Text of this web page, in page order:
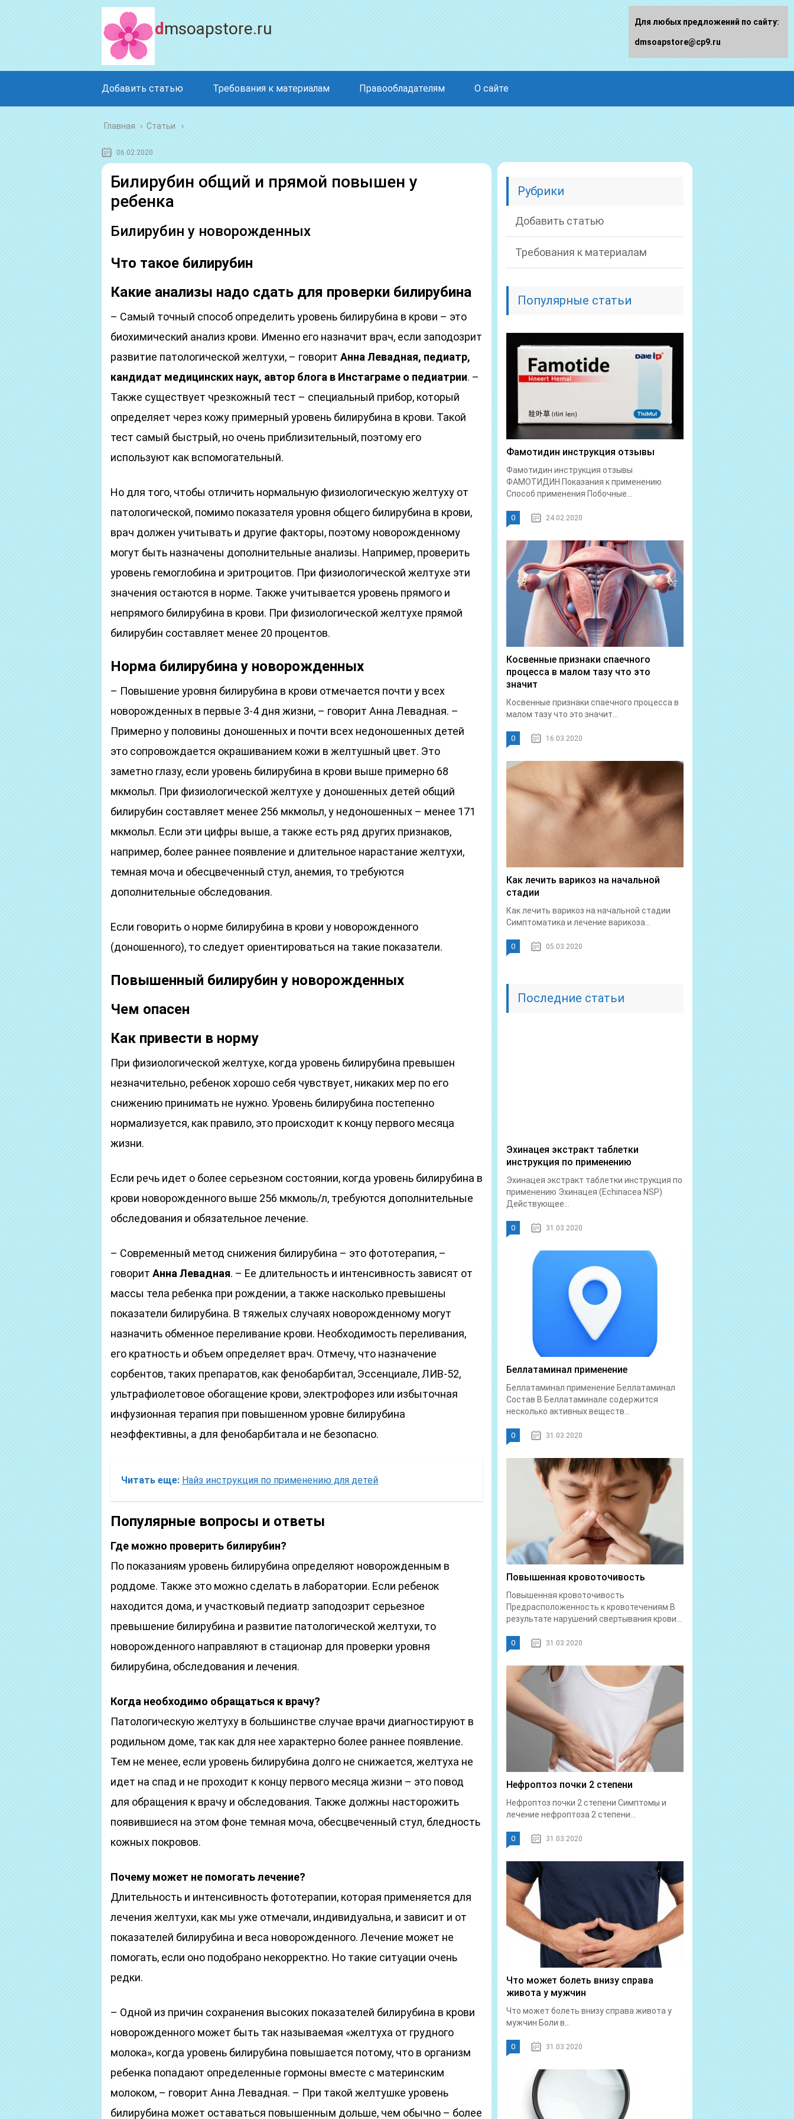
dmsoapstore.ru
Добавить статью Требования к материалам Правообладателям О сайте
Главная › Статьи
06.02.2020
Билирубин общий и прямой повышен у
ребенка
Билирубин у новорожденных
Что такое билирубин
Какие анализы надо сдать для проверки билирубина
– Самый точный способ определить уровень билирубина в крови – это
биохимический анализ крови. Именно его назначит врач, если заподозрит
развитие патологической желтухи, – говорит Анна Левадная, педиатр,
кандидат медицинских наук, автор блога в Инстаграме о педиатрии. –
Также существует чрезкожный тест – специальный прибор, который
определяет через кожу примерный уровень билирубина в крови. Такой
тест самый быстрый, но очень приблизительный, поэтому его
используют как вспомогательный.
Но для того, чтобы отличить нормальную физиологическую желтуху от
патологической, помимо показателя уровня общего билирубина в крови,
врач должен учитывать и другие факторы, поэтому новорожденному
могут быть назначены дополнительные анализы. Например, проверить
уровень гемоглобина и эритроцитов. При физиологической желтухе эти
значения остаются в норме. Также учитывается уровень прямого и
непрямого билирубина в крови. При физиологической желтухе прямой
билирубин составляет менее 20 процентов.
Норма билирубина у новорожденных
– Повышение уровня билирубина в крови отмечается почти у всех
новорожденных в первые 3-4 дня жизни, – говорит Анна Левадная. –
Примерно у половины доношенных и почти всех недоношенных детей
это сопровождается окрашиванием кожи в желтушный цвет. Это
заметно глазу, если уровень билирубина в крови выше примерно 68
мкмольл. При физиологической желтухе у доношенных детей общий
билирубин составляет менее 256 мкмольл, у недоношенных – менее 171
мкмольл. Если эти цифры выше, а также есть ряд других признаков,
например, более раннее появление и длительное нарастание желтухи,
темная моча и обесцвеченный стул, анемия, то требуются
дополнительные обследования.
Если говорить о норме билирубина в крови у новорожденного
(доношенного), то следует ориентироваться на такие показатели.
Повышенный билирубин у новорожденных
Чем опасен
Как привести в норму
При физиологической желтухе, когда уровень билирубина превышен
незначительно, ребенок хорошо себя чувствует, никаких мер по его
снижению принимать не нужно. Уровень билирубина постепенно
нормализуется, как правило, это происходит к концу первого месяца
жизни.
Если речь идет о более серьезном состоянии, когда уровень билирубина в
крови новорожденного выше 256 мкмоль/л, требуются дополнительные
обследования и обязательное лечение.
– Современный метод снижения билирубина – это фототерапия, –
говорит Анна Левадная. – Ее длительность и интенсивность зависят от
массы тела ребенка при рождении, а также насколько превышены
показатели билирубина. В тяжелых случаях новорожденному могут
назначить обменное переливание крови. Необходимость переливания,
его кратность и объем определяет врач. Отмечу, что назначение
сорбентов, таких препаратов, как фенобарбитал, Эссенциале, ЛИВ-52,
ультрафиолетовое обогащение крови, электрофорез или избыточная
инфузионная терапия при повышенном уровне билирубина
неэффективны, а для фенобарбитала и не безопасно.
Читать еще: Найз инструкция по применению для детей
Популярные вопросы и ответы
Где можно проверить билирубин?
По показаниям уровень билирубина определяют новорожденным в
роддоме. Также это можно сделать в лаборатории. Если ребенок
находится дома, и участковый педиатр заподозрит серьезное
превышение билирубина и развитие патологической желтухи, то
новорожденного направляют в стационар для проверки уровня
билирубина, обследования и лечения.
Когда необходимо обращаться к врачу?
Патологическую желтуху в большинстве случае врачи диагностируют в
родильном доме, так как для нее характерно более раннее появление.
Тем не менее, если уровень билирубина долго не снижается, желтуха не
идет на спад и не проходит к концу первого месяца жизни – это повод
для обращения к врачу и обследования. Также должны насторожить
появившиеся на этом фоне темная моча, обесцвеченный стул, бледность
кожных покровов.
Почему может не помогать лечение?
Длительность и интенсивность фототерапии, которая применяется для
лечения желтухи, как мы уже отмечали, индивидуальна, и зависит и от
показателей билирубина и веса новорожденного. Лечение может не
помогать, если оно подобрано некорректно. Но такие ситуации очень
редки.
– Одной из причин сохранения высоких показателей билирубина в крови
новорожденного может быть так называемая «желтуха от грудного
молока», когда уровень билирубина повышается потому, что в организм
ребенка попадают определенные гормоны вместе с материнским
молоком, – говорит Анна Левадная. – При такой желтушке уровень
билирубина может оставаться повышенным дольше, чем обычно – более
Рубрики
Добавить статью
Требования к материалам
Популярные статьи
Фамотидин инструкция отзывы
Фамотидин инструкция отзывы
ФАМОТИДИН Показания к применению
Способ применения Побочные...
0 24.02.2020
Косвенные признаки спаечного
процесса в малом тазу что это
значит
Косвенные признаки спаечного процесса в
малом тазу что это значит...
0 16.03.2020
Как лечить варикоз на начальной
стадии
Как лечить варикоз на начальной стадии
Симптоматика и лечение варикоза...
0 05.03.2020
Последние статьи
Эхинацея экстракт таблетки
инструкция по применению
Эхинацея экстракт таблетки инструкция по
применению Эхинацея (Echinacea NSP)
Действующее...
0 31.03.2020
Беллатаминал применение
Беллатаминал применение Беллатаминал
Состав В Беллатаминале содержится
несколько активных веществ...
0 31.03.2020
Повышенная кровоточивость
Повышенная кровоточивость
Предрасположенность к кровотечениям В
результате нарушений свертывания крови...
0 31.03.2020
Нефроптоз почки 2 степени
Нефроптоз почки 2 степени Симптомы и
лечение нефроптоза 2 степени...
0 31.03.2020
Что может болеть внизу справа
живота у мужчин
Что может болеть внизу справа живота у
мужчин Боли в...
0 31.03.2020
Для любых предложений по сайту:
dmsoapstore@cp9.ru